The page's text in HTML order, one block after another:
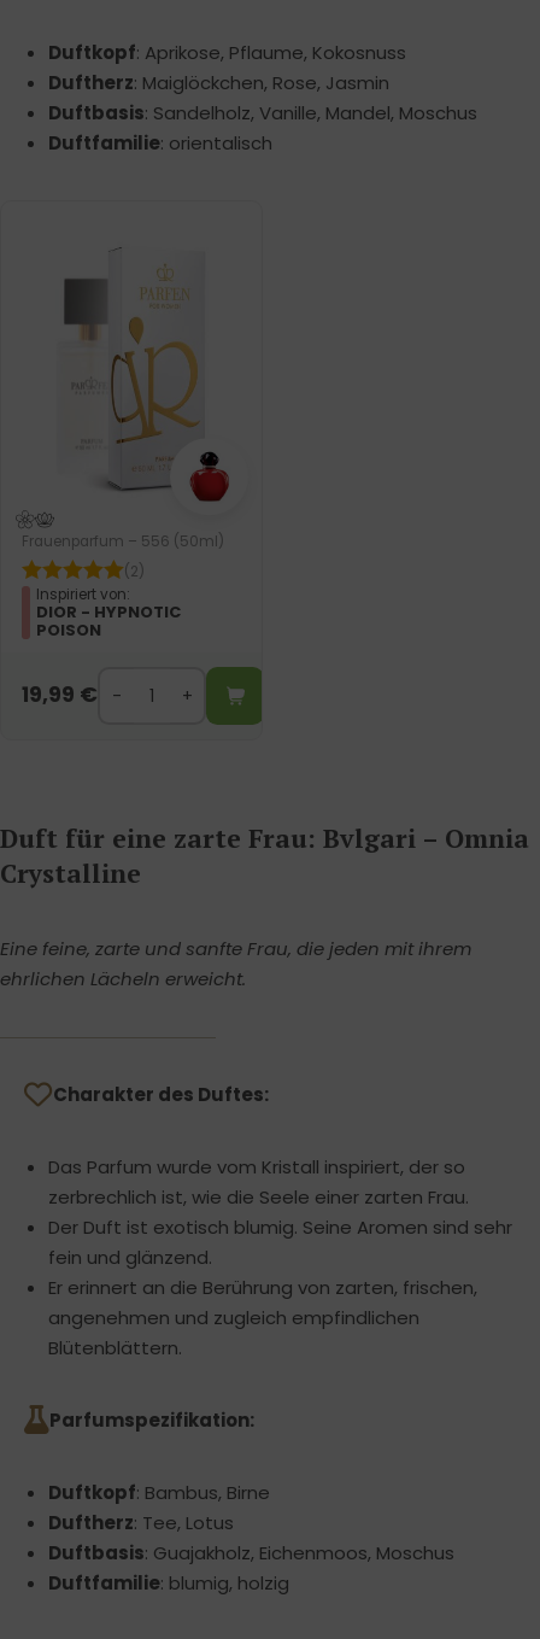
Duftkopf: Aprikose, Pflaume, Kokosnuss
Duftherz: Maiglöckchen, Rose, Jasmin
Duftbasis: Sandelholz, Vanille, Mandel, Moschus
Duftfamilie: orientalisch
Frauenparfum – 556 (50ml)
(2)
Inspiriert von:
DIOR - HYPNOTIC
POISON
19,99 €
Duft für eine zarte Frau: Bvlgari – Omnia
Crystalline
Eine feine, zarte und sanfte Frau, die jeden mit ihrem
ehrlichen Lächeln erweicht.
Charakter des Duftes:
Das Parfum wurde vom Kristall inspiriert, der so
zerbrechlich ist, wie die Seele einer zarten Frau.
Der Duft ist exotisch blumig. Seine Aromen sind sehr
fein und glänzend.
Er erinnert an die Berührung von zarten, frischen,
angenehmen und zugleich empfindlichen
Blütenblättern.
Parfumspezifikation:
Duftkopf: Bambus, Birne
Duftherz: Tee, Lotus
Duftbasis: Guajakholz, Eichenmoos, Moschus
Duftfamilie: blumig, holzig